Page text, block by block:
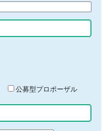
公募型プロポーザル